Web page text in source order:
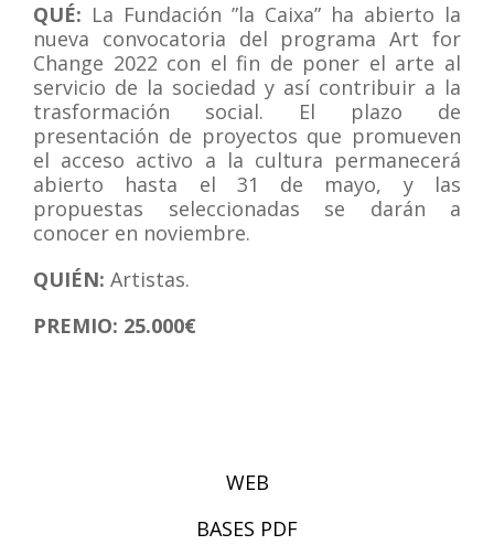
QUÉ: La Fundación ”la Caixa” ha abierto la
nueva convocatoria del programa Art for
Change 2022 con el fin de poner el arte al
servicio de la sociedad y así contribuir a la
trasformación social. El plazo de
presentación de proyectos que promueven
el acceso activo a la cultura permanecerá
abierto hasta el 31 de mayo, y las
propuestas seleccionadas se darán a
conocer en noviembre.
QUIÉN: Artistas.
PREMIO: 25.000€
WEB
BASES PDF